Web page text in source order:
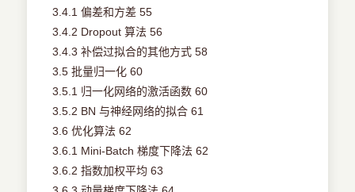
3.4.1 偏差和方差 55
3.4.2 Dropout 算法 56
3.4.3 补偿过拟合的其他方式 58
3.5 批量归一化 60
3.5.1 归一化网络的激活函数 60
3.5.2 BN 与神经网络的拟合 61
3.6 优化算法 62
3.6.1 Mini-Batch 梯度下降法 62
3.6.2 指数加权平均 63